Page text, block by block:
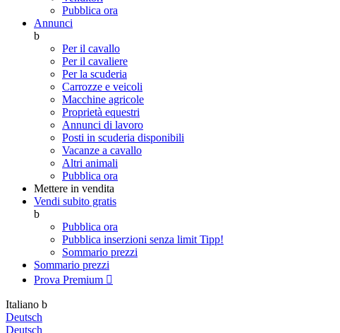
Pubblica ora
Annunci
b
Per il cavallo
Per il cavaliere
Per la scuderia
Carrozze e veicoli
Macchine agricole
Proprietà equestri
Annunci di lavoro
Posti in scuderia disponibili
Vacanze a cavallo
Altri animali
Pubblica ora
Mettere in vendita
Vendi subito gratis
b
Pubblica ora
Pubblica inserzioni senza limit Tipp!
Sommario prezzi
Sommario prezzi
Prova Premium 
Italiano b
Deutsch
Deutsch